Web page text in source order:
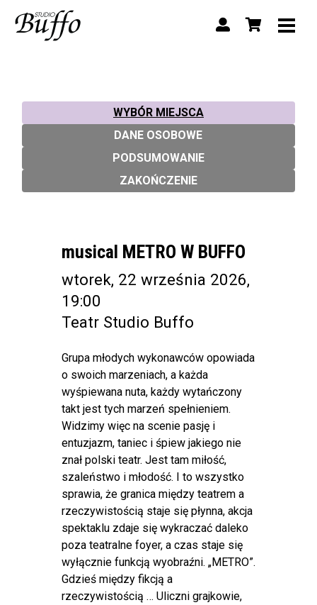
WYBÓR MIEJSCA
DANE OSOBOWE
PODSUMOWANIE
ZAKOŃCZENIE
musical METRO W BUFFO
wtorek, 22 września 2026,
19:00
Teatr Studio Buffo
Grupa młodych wykonawców opowiada
o swoich marzeniach, a każda
wyśpiewana nuta, każdy wytańczony
takt jest tych marzeń spełnieniem.
Widzimy więc na scenie pasję i
entuzjazm, taniec i śpiew jakiego nie
znał polski teatr. Jest tam miłość,
szaleństwo i młodość. I to wszystko
sprawia, że granica między teatrem a
rzeczywistością staje się płynna, akcja
spektaklu zdaje się wykraczać daleko
poza teatralne foyer, a czas staje się
wyłącznie funkcją wyobraźni. „METRO”.
Gdzieś między fikcją a
rzeczywistością … Uliczni grajkowie,